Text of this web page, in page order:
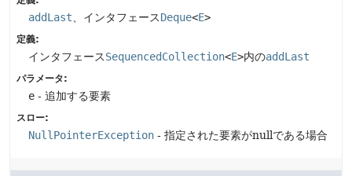
addLast 、インタフェースDeque<E>
定義:
インタフェースSequencedCollection<E>内のaddLast
パラメータ:
e - 追加する要素
スロー:
NullPointerException - 指定された要素がnullである場合